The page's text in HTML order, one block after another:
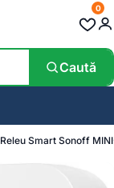
Caută
0
Releu Smart Sonoff